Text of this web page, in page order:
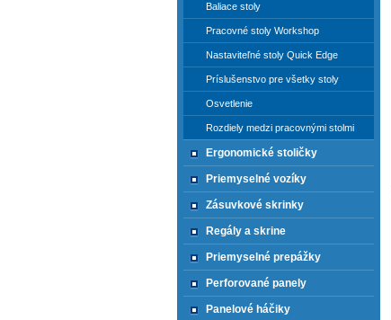
Baliace stoly
Pracovné stoly Workshop
Nastaviteľné stoly Quick Edge
Príslušenstvo pre všetky stoly
Osvetlenie
Rozdiely medzi pracovnými stolmi
Ergonomické stoličky
Priemyselné vozíky
Zásuvkové skrinky
Regály a skrine
Priemyselné prepážky
Perforované panely
Panelové háčiky